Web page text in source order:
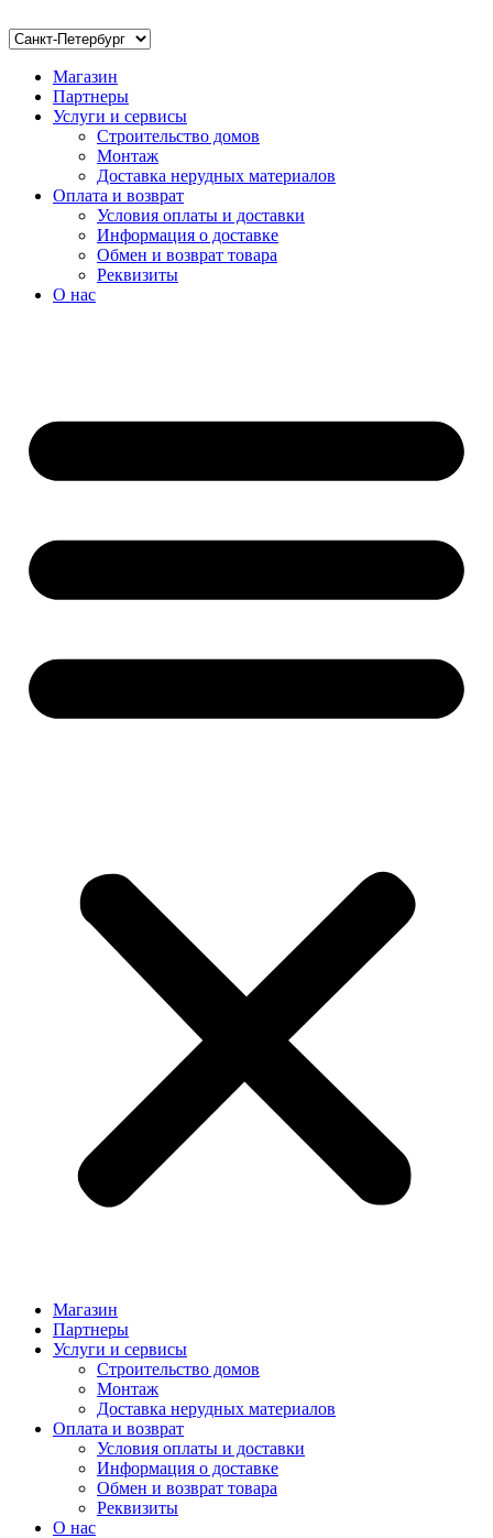
Магазин
Партнеры
Услуги и сервисы
Строительство домов
Монтаж
Доставка нерудных материалов
Оплата и возврат
Условия оплаты и доставки
Информация о доставке
Обмен и возврат товара
Реквизиты
О нас
Магазин
Партнеры
Услуги и сервисы
Строительство домов
Монтаж
Доставка нерудных материалов
Оплата и возврат
Условия оплаты и доставки
Информация о доставке
Обмен и возврат товара
Реквизиты
О нас